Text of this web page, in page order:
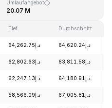
Umlaufangebot
20.07 M
Tief Durchschnitt
د.إ64,262.75 د.إ64,620.24
د.إ62,802.63 د.إ63,811.58
د.إ62,247.13 د.إ64,180.91
د.إ58,566.09 د.إ67,005.81